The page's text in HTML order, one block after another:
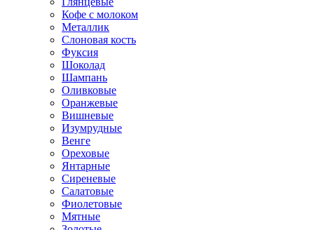
Кофе с молоком
Металлик
Слоновая кость
Фуксия
Шоколад
Шампань
Оливковые
Оранжевые
Вишневые
Изумрудные
Венге
Ореховые
Янтарные
Сиреневые
Салатовые
Фиолетовые
Мятные